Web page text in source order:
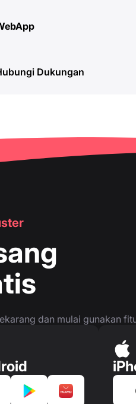
Instalasi & Otorisasi
Fitur gratis
Periksa nomor telepon
FAQ
Periksa nomor telepon
Halaman nomor telepon
Dukungan
dan mulai gunakan